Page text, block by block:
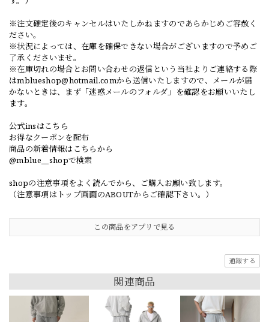
※注文確定後のキャンセルはいたしかねますのであらかじめご容赦く
ださい。
※状況によっては、在庫を確保できない場合がございますので予めご
了承くださいませ。
※在庫切れの場合とお問い合わせの返信という当社よりご連絡する際
はmblueshop@hotmail.comから送信いたしますので、メールが届
かないときは、まず「迷惑メールのフォルダ」を確認をお願いいたし
ます。
公式insはこちら
お得なクーポンを配布
商品の新着情報はこちらから
@mblue__shopで検索
shopの注意事項をよく読んでから、ご購入お願い致します。
（注意事項はトップ画面のABOUTからご確認下さい。）
この商品をアプリで見る
通報する
関連商品